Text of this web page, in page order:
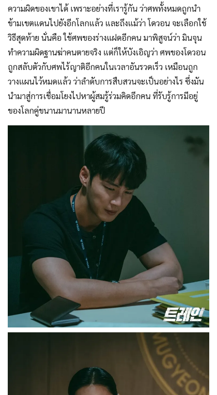
ความผิดของเขาได้ เพราะอย่างที่เรารู้กัน ว่าศพทั้งหมดถูกนำ
ข้ามเขตแดนไปยังอีกโลกแล้ว และถึงแม้ว่า โดวอน จะเลือกใช้
วิธีสุดท้าย นั่นคือ ใช้ศพของร่างแฝดอีกคน มาพิสูจน์ว่า มินจุน
ทำความผิดฐานฆ่าคนตายจริง แต่ก็ให้บังเอิญว่า ศพของโดวอน
ถูกสลับตัวกับศพไร้ญาติอีกคนในเวลาอันรวดเร็ว เหมือนถูก
วางแผนไว้หมดแล้ว ว่าลำดับการสืบสวนจะเป็นอย่างไร ซึ่งมัน
นำมาสู่การเชื่อมโยงไปหาผู้สมรู้ร่วมคิดอีกคน ที่รับรู้การมีอยู่
ของโลกคู่ขนานมานานหลายปี